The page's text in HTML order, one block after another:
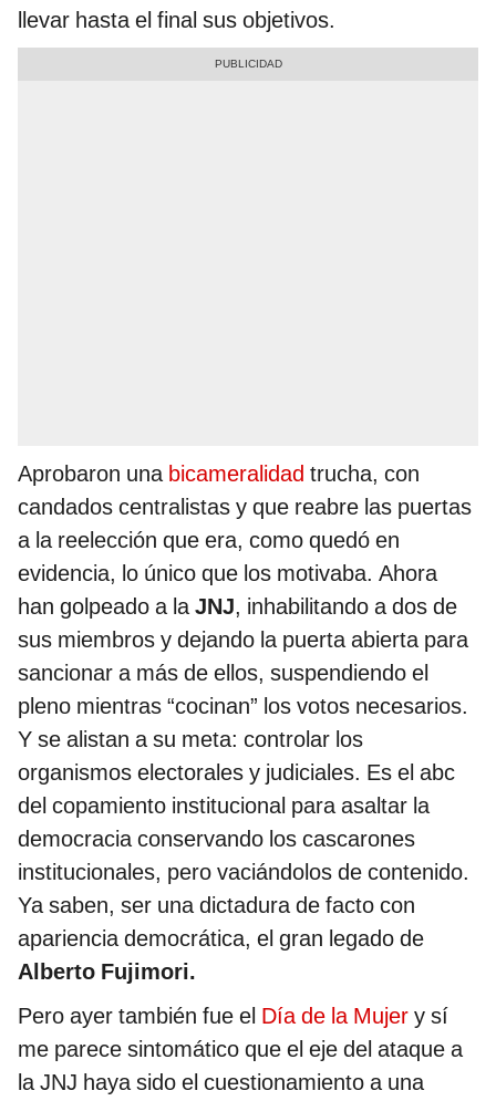
llevar hasta el final sus objetivos.
Aprobaron una bicameralidad trucha, con
candados centralistas y que reabre las puertas
a la reelección que era, como quedó en
evidencia, lo único que los motivaba. Ahora
han golpeado a laJNJ, inhabilitando a dos de
sus miembros y dejando la puerta abierta para
sancionar a más de ellos, suspendiendo el
pleno mientras “cocinan” los votos necesarios.
Y se alistan a su meta: controlar los
organismos electorales y judiciales. Es el abc
del copamiento institucional para asaltar la
democracia conservando los cascarones
institucionales, pero vaciándolos de contenido.
Ya saben, ser una dictadura de facto con
apariencia democrática, el gran legado de
Alberto Fujimori.
Pero ayer también fue el Día de la Mujer y sí
me parece sintomático que el eje del ataque a
la JNJ haya sido el cuestionamiento a una